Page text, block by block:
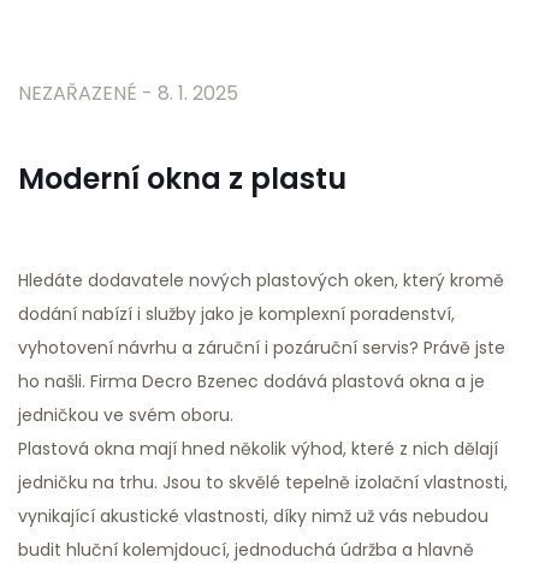
NEZAŘAZENÉ - 8. 1. 2025
Moderní okna z plastu
Hledáte dodavatele nových plastových oken, který kromě
dodání nabízí i služby jako je komplexní poradenství,
vyhotovení návrhu a záruční i pozáruční servis? Právě jste
ho našli. Firma Decro Bzenec dodává plastová okna a je
jedničkou ve svém oboru.
Plastová okna mají hned několik výhod, které z nich dělají
jedničku na trhu. Jsou to skvělé tepelně izolační vlastnosti,
vynikající akustické vlastnosti, díky nimž už vás nebudou
budit hluční kolemjdoucí, jednoduchá údržba a hlavně